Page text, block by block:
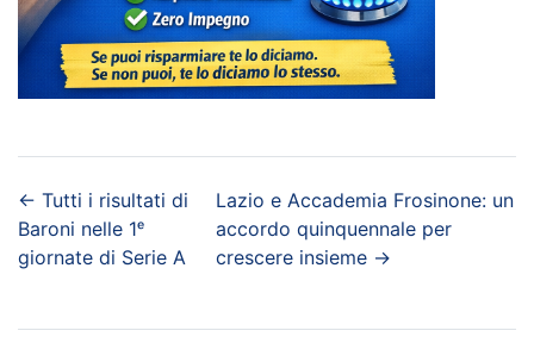
← Tutti i risultati di
Baroni nelle 1ᵉ
giornate di Serie A
Lazio e Accademia Frosinone: un
accordo quinquennale per
crescere insieme →